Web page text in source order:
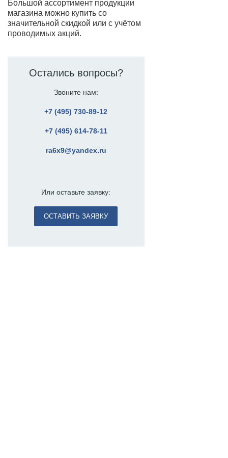
Большой ассортимент продукции
магазина можно купить со
значительной скидкой или с учётом
проводимых акций.
Остались вопросы?
Звоните нам:
+7 (495) 730-89-12
+7 (495) 614-78-11
ra6x9@yandex.ru
Или оставьте заявку:
ОСТАВИТЬ ЗАЯВКУ